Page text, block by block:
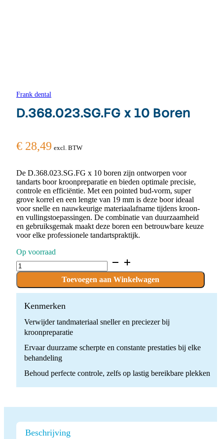
Frank dental
D.368.023.SG.FG x 10 Boren
€ 28,49 excl. BTW
De D.368.023.SG.FG x 10 boren zijn ontworpen voor
tandarts boor kroonpreparatie en bieden optimale precisie,
controle en efficiëntie. Met een pointed bud-vorm, super
grove korrel en een lengte van 19 mm is deze boor ideaal
voor snelle en nauwkeurige materiaalafname tijdens kroon-
en vullingstoepassingen. De combinatie van duurzaamheid
en gebruiksgemak maakt deze boren een betrouwbare keuze
voor elke professionele tandartspraktijk.
Op voorraad
D.368.023.SG.FG
x
Boren
quantity
Toevoegen aan Winkelwagen
Kenmerken
Verwijder tandmateriaal sneller en preciezer bij
kroonpreparatie
Ervaar duurzame scherpte en constante prestaties bij elke
behandeling
Behoud perfecte controle, zelfs op lastig bereikbare plekken
Beschrijving